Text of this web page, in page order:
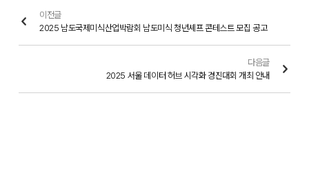
이전글
2025 남도국제미식산업박람회 남도미식 청년셰프 콘테스트 모집 공고
다음글
2025 서울 데이터 허브 시각화 경진대회 개최 안내